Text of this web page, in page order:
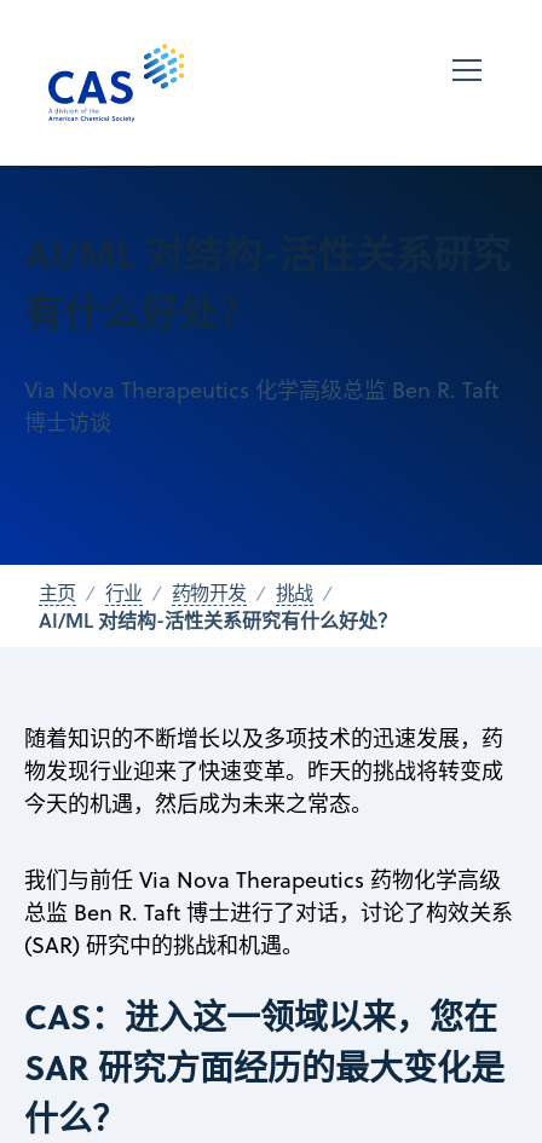
AI/ML 对结构-活性关系研究
有什么好处？
Via Nova Therapeutics 化学高级总监 Ben R. Taft
博士访谈
主页 行业 药物开发 挑战
AI/ML 对结构-活性关系研究有什么好处？
随着知识的不断增长以及多项技术的迅速发展，药
物发现行业迎来了快速变革。昨天的挑战将转变成
今天的机遇，然后成为未来之常态。
我们与前任 Via Nova Therapeutics 药物化学高级
总监 Ben R. Taft 博士进行了对话，讨论了构效关系
(SAR) 研究中的挑战和机遇。
CAS：进入这一领域以来，您在
SAR 研究方面经历的最大变化是
什么？